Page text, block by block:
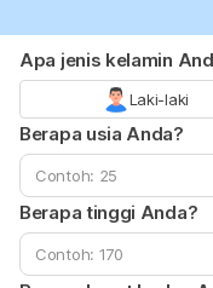
Apa jenis kelamin
Laki-laki
Berapa usia Anda?
Berapa tinggi Anda?